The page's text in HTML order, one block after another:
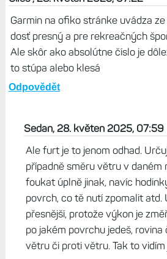
Garmin na ofiko stránke uvádza
dosť presný a pre rekreačných
Ale skôr ako absolútne číslo je
to stúpa alebo klesá
Odpovědět
Sedan, 28. květen 2025, 07:59
Ale furt je to jenom odhad.
případně směru větru v daném
foukat úplně jinak, navíc
povrch, co tě nutí zpomalit atd.
přesnější, protože výkon je
po jakém povrchu jedeš,
větru či proti větru. Tak to vidím